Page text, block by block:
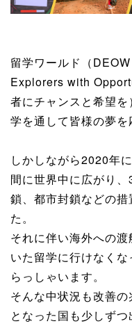
留学ワールド（
Explorers with
者にチャンスと希望
学を通して皆様の夢を
しかしながら2020年
間に世界中に広がり
鎖、都市封鎖などの
た。
それに伴い海外への
いた留学に行けなく
らっしゃいます。
そんな中状況も改善
となった国も少しず